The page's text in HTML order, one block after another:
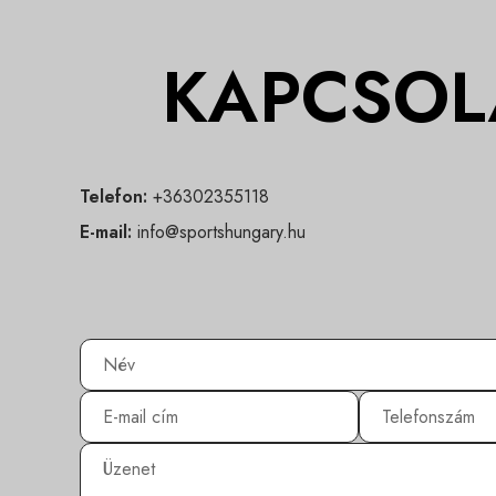
Telefon: +36302355118
E-mail: info@sportshungary.hu